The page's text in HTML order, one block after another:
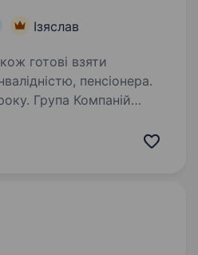
Ізяслав
готові взяти
пенсіонера.
виробництво,